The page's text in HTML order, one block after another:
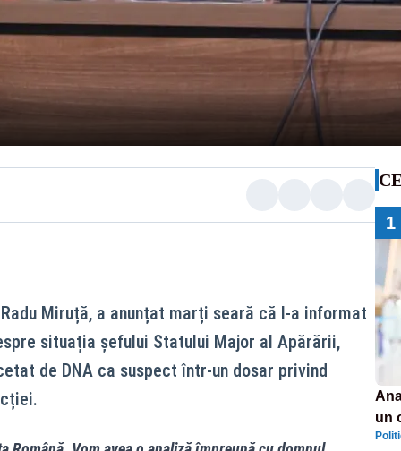
Miruță, a anunțat marți seară că l-a informat
situația șefului Statului Major al Apărării,
de DNA ca suspect într-un dosar privind
1
un